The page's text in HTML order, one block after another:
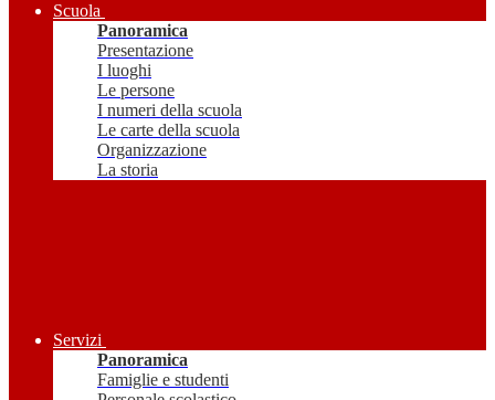
Scuola
Panoramica
Presentazione
I luoghi
Le persone
I numeri della scuola
Le carte della scuola
Organizzazione
La storia
Servizi
Panoramica
Famiglie e studenti